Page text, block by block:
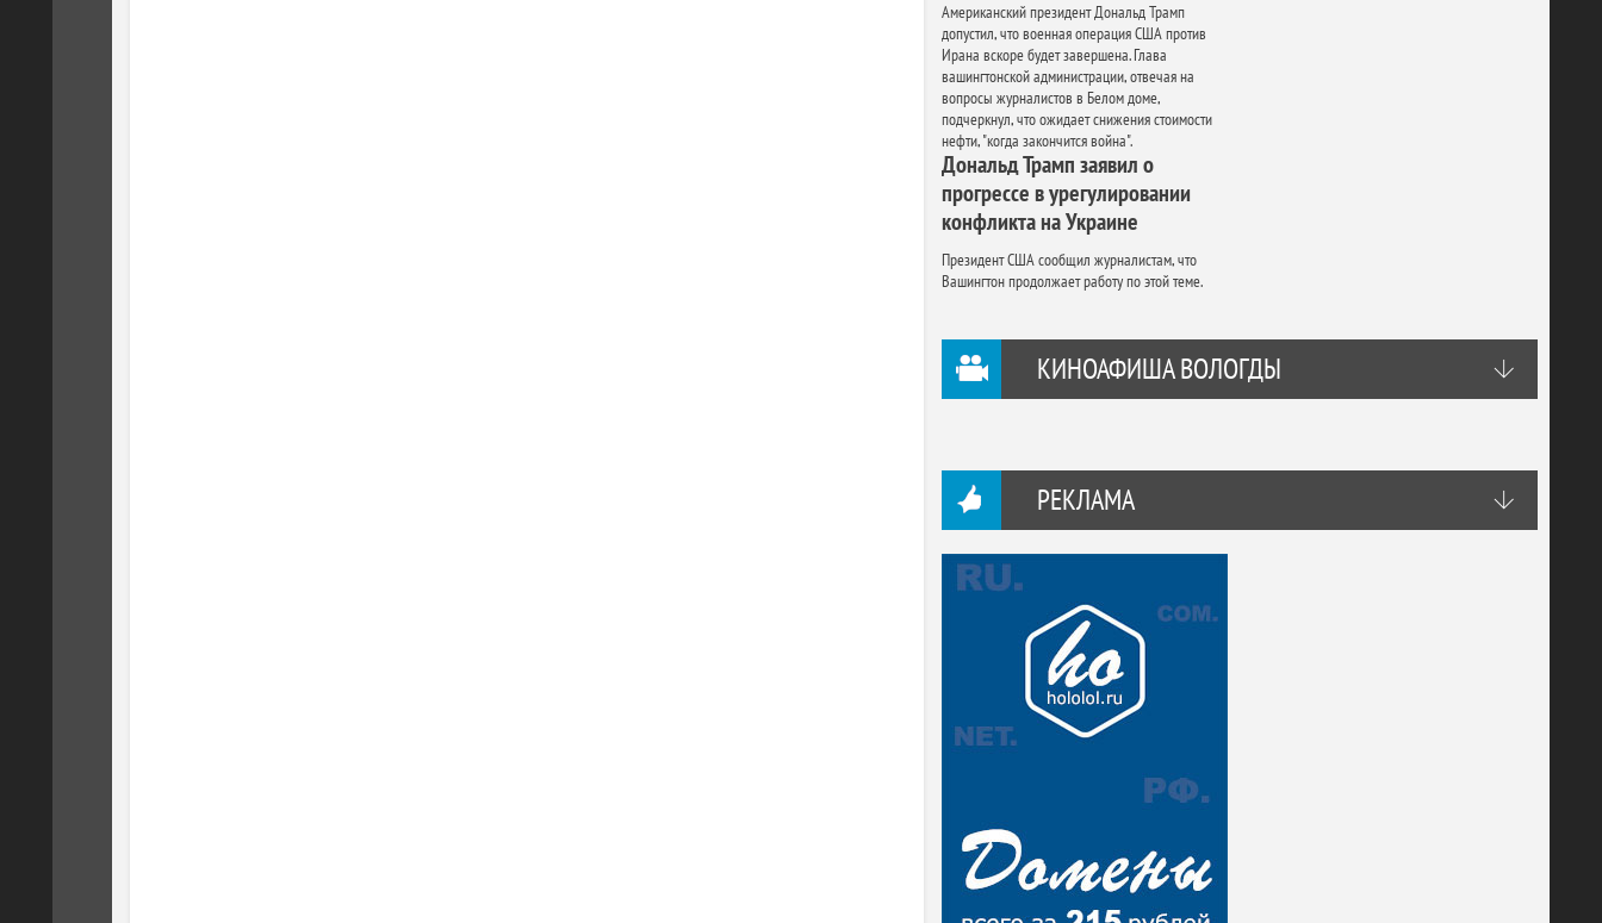
Американский президент Дональд Трамп
допустил, что военная операция США против
Ирана вскоре будет завершена. Глава
вашингтонской администрации, отвечая на
вопросы журналистов в Белом доме,
подчеркнул, что ожидает снижения стоимости
нефти, "когда закончится война".
Дональд Трамп заявил о
прогрессе в урегулировании
конфликта на Украине
Президент США сообщил журналистам, что
Вашингтон продолжает работу по этой теме.
КИНОАФИША ВОЛОГДЫ
РЕКЛАМА